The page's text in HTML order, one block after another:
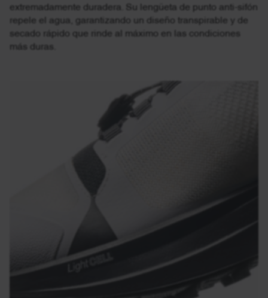
extremadamente duradera. Su lengüeta de punto anti-sifón
repele el agua, garantizando un diseño transpirable y de
secado rápido que rinde al máximo en las condiciones
más duras.